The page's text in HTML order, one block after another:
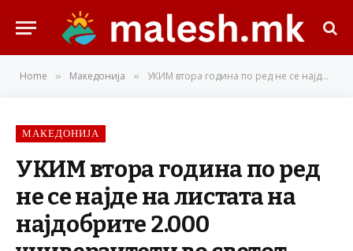
Home » Македонија » УКИМ втора година по ред не се најде на листата на најдобрите 2.000 универзитети во светот
МАКЕДОНИЈА
УКИМ втора година по ред
не се најде на листата на
најдобрите 2.000